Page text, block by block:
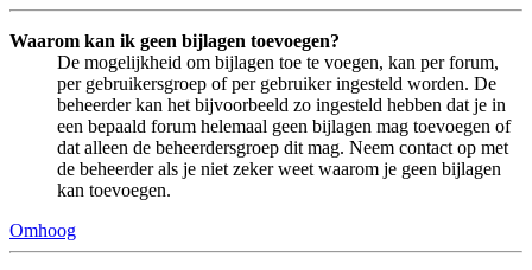
Waarom kan ik geen bijlagen toevoegen?
De mogelijkheid om bijlagen toe te voegen, kan per forum,
per gebruikersgroep of per gebruiker ingesteld worden. De
beheerder kan het bijvoorbeeld zo ingesteld hebben dat je in
een bepaald forum helemaal geen bijlagen mag toevoegen of
dat alleen de beheerdersgroep dit mag. Neem contact op met
de beheerder als je niet zeker weet waarom je geen bijlagen
kan toevoegen.
Omhoog